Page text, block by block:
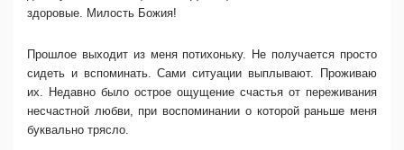
здоровые. Милость Божия!
Прошлое выходит из меня потихоньку. Не получается просто
сидеть и вспоминать. Сами ситуации выплывают. Проживаю
их. Недавно было острое ощущение счастья от переживания
несчастной любви, при воспоминании о которой раньше меня
буквально трясло.